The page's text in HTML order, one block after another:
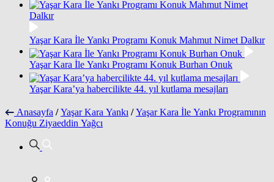
Yaşar Kara İle Yankı Programı Konuk Mahmut Nimet Dalkır
Yaşar Kara İle Yankı Programı Konuk Burhan Onuk
Yaşar Kara’ya habercilikte 44. yıl kutlama mesajları
Anasayfa / Yaşar Kara Yankı / Yaşar Kara İle Yankı Programının
Konuğu Ziyaeddin Yağcı